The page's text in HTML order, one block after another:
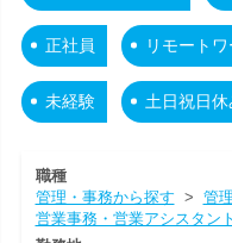
正社員 リモート
未経験 土日祝日休
職種
管理・事務から探す > 管
営業事務・営業アシスタント